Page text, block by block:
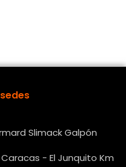
Slimack Galpón
- El Junquito Km